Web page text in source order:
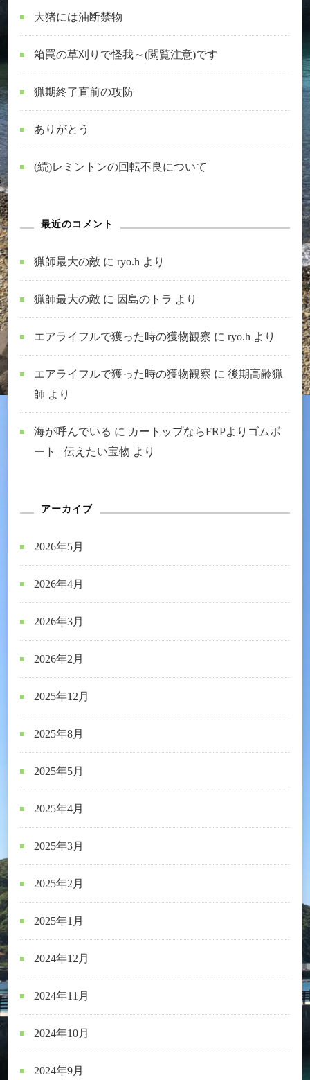
大猪には油断禁物
箱罠の草刈りで怪我～(閲覧注意)です
猟期終了直前の攻防
ありがとう
(続)レミントンの回転不良について
最近のコメント
猟師最大の敵 に ryo.h より
猟師最大の敵 に 因島のトラ より
エアライフルで獲った時の獲物観察 に ryo.h より
エアライフルで獲った時の獲物観察 に 後期高齢猟
師 より
海が呼んでいる に カートップならFRPよりゴムボ
ート | 伝えたい宝物 より
アーカイブ
2026年5月
2026年4月
2026年3月
2026年2月
2025年12月
2025年8月
2025年5月
2025年4月
2025年3月
2025年2月
2025年1月
2024年12月
2024年11月
2024年10月
2024年9月